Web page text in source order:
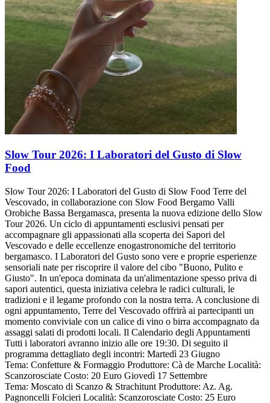
Slow Tour 2026: I Laboratori del Gusto di Slow
Food
Slow Tour 2026: I Laboratori del Gusto di Slow Food Terre del
Vescovado, in collaborazione con Slow Food Bergamo Valli
Orobiche Bassa Bergamasca, presenta la nuova edizione dello Slow
Tour 2026. Un ciclo di appuntamenti esclusivi pensati per
accompagnare gli appassionati alla scoperta dei Sapori del
Vescovado e delle eccellenze enogastronomiche del territorio
bergamasco. I Laboratori del Gusto sono vere e proprie esperienze
sensoriali nate per riscoprire il valore del cibo "Buono, Pulito e
Giusto". In un'epoca dominata da un'alimentazione spesso priva di
sapori autentici, questa iniziativa celebra le radici culturali, le
tradizioni e il legame profondo con la nostra terra. A conclusione di
ogni appuntamento, Terre del Vescovado offrirà ai partecipanti un
momento conviviale con un calice di vino o birra accompagnato da
assaggi salati di prodotti locali. Il Calendario degli Appuntamenti
Tutti i laboratori avranno inizio alle ore 19:30. Di seguito il
programma dettagliato degli incontri: Martedì 23 Giugno
Tema: Confetture & Formaggio Produttore: Cà de Marche Località:
Scanzorosciate Costo: 20 Euro Giovedì 17 Settembre
Tema: Moscato di Scanzo & Strachitunt Produttore: Az. Ag.
Pagnoncelli Folcieri Località: Scanzorosciate Costo: 25 Euro